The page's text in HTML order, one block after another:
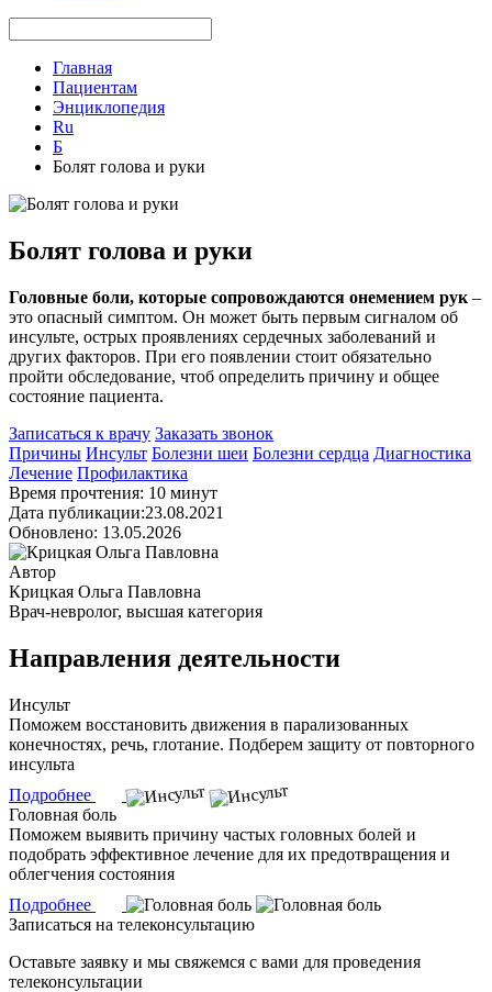
Главная
Пациентам
Энциклопедия
Ru
Б
Болят голова и руки
Болят голова и руки
Головные боли, которые сопровождаются онемением рук –
это опасный симптом. Он может быть первым сигналом об
инсульте, острых проявлениях сердечных заболеваний и
других факторов. При его появлении стоит обязательно
пройти обследование, чтоб определить причину и общее
состояние пациента.
Записаться к врачу Заказать звонок
Причины Инсульт Болезни шеи Болезни сердца Диагностика
Лечение Профилактика
Время прочтения: 10 минут
Дата публикации:23.08.2021
Обновлено: 13.05.2026
Автор
Крицкая Ольга Павловна
Врач-невролог, высшая категория
Направления деятельности
Инсульт
Поможем восстановить движения в парализованных
конечностях, речь, глотание. Подберем защиту от повторного
инсульта
Подробнее
Головная боль
Поможем выявить причину частых головных болей и
подобрать эффективное лечение для их предотвращения и
облегчения состояния
Подробнее
Записаться на телеконсультацию
Оставьте заявку и мы свяжемся с вами для проведения
телеконсультации